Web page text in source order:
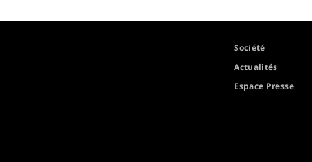
Société
Actualités
Espace Presse